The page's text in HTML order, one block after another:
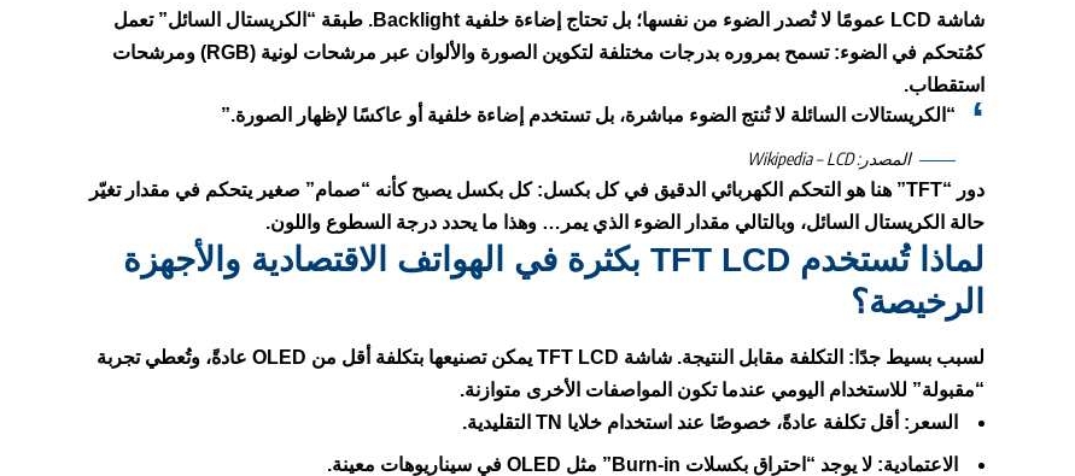
شاشة LCD عمومًا لا تُصدر الضوء من نفسها؛ بل تحتاج إضاءة خلفية Backlight
. طبقة “الكريستال السائل” تعمل
كمُتحكم في الضوء: تسمح بمروره بدرجات مختلفة لتكوين الصورة والألوان عبر مرشحات لونية (RGB) ومرشحات
استقطاب.
“الكريستالات السائلة لا تُنتج الضوء مباشرة، بل تستخدم إضاءة خلفية أو عاكسًا لإظهار الصورة.”
المصدر:Wikipedia – LCD
دور “TFT” هنا هو
التحكم الكهربائي الدقيق في كل بكسل: كل بكسل يصبح كأنه “صمام” صغير يتحكم في مقدار تغيّر
حالة الكريستال السائل، وبالتالي مقدار الضوء الذي يمر… وهذا ما يحدد درجة السطوع واللون.
لماذا تُستخدم TFT LCD بكثرة في الهواتف الاقتصادية والأجهزة
الرخيصة؟
لسبب بسيط جدًا: التكلفة مقابل النتيجة
. شاشة TFT LCD يمكن تصنيعها بتكلفة أقل من OLED عادةً، وتُعطي تجربة
“مقبولة” للاستخدام اليومي عندما تكون المواصفات الأخرى متوازنة.
السعر: أقل تكلفة عادةً، خصوصًا عند استخدام خلايا TN التقليدية.
الاعتمادية: لا يوجد “احتراق بكسلات Burn-in” مثل OLED في سيناريوهات معينة.